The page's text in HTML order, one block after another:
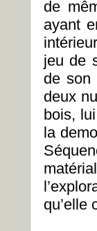
de
ayant
jeu de
de son
deux
bois,
la
qu’elle